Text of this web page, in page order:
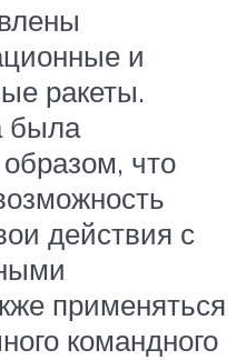
и
ракеты.
была
что
действия с
применяться
командного